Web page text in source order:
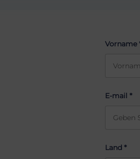
Vorname
E-mail *
Land *